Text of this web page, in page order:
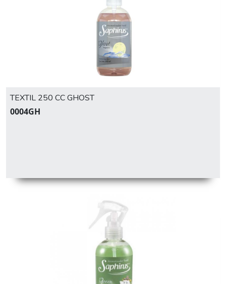
TEXTIL 250 CC GHOST
0004GH